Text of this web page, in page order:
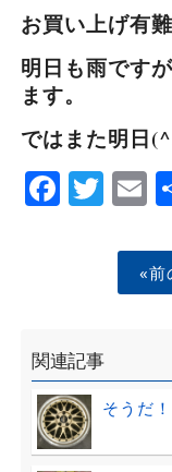
お買い上げ有
明日も雨です
ます。
ではまた明日
«前
関連記事
そうだ